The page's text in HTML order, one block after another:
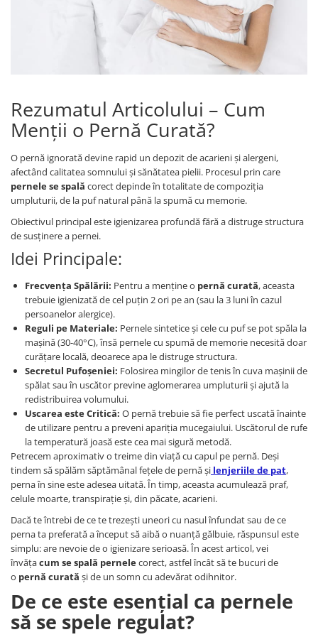
Cearceaf cu elastic
Lenjerii De Pat Creponate
Lenjerii De Pat Bumbac Poplin 2
Lenjerii De Pat Bumbac Poplin,
Matlasate, 2 Persoane
Lenjerii De Pat Bumbac Satinat 2
Persoane
Lenjerii De Pat Volanase
Lenjerii De Pat, Finet Premium 3D,
Lenjerii De Pat Jacquard
Lenjerii De Pat Catifea
Set Lenjerie De Pat Blana
Artificiala De Iepure, 6 Piese, 2
Persoane
Set Lenjerie Pat Blanita Iepure, 6
Piese, Cu Pilota Inclusa
Lenjerii De Pat Premium Collection
Set Lenjerie De Pat, 7 Piese, Cu
Pilota / Cuvertura Inclusa
Set Lenjerie De Pat Jacquard Regal,
11 Piese, Cuvertura Inclusa
Lenjerii Damasc Egiptean King Size
Lenjerii De Pat, Finet Premium, 1
Persoana
Lenjerii De Pat Damasc 1 Persoana
Lenjerii De Pat, Imprimeu 3D, 1
Persoana
Rezumatul Articolului – Cum
Menții o Pernă Curată?
O pernă ignorată devine rapid un depozit de acarieni și alergeni,
afectând calitatea somnului și sănătatea pielii. Procesul prin care
pernele se spală corect depinde în totalitate de compoziția
umpluturii, de la puf natural până la spumă cu memorie.
Obiectivul principal este igienizarea profundă fără a distruge structura
de susținere a pernei.
Idei Principale:
Frecvența Spălării: Pentru a menține o pernă curată, aceasta
trebuie igienizată de cel puțin 2 ori pe an (sau la 3 luni în cazul
persoanelor alergice).
Reguli pe Materiale: Pernele sintetice și cele cu puf se pot spăla la
mașină (30-40°C), însă pernele cu spumă de memorie necesită doar
curățare locală, deoarece apa le distruge structura.
Secretul Pufoșeniei: Folosirea mingilor de tenis în cuva mașinii de
spălat sau în uscător previne aglomerarea umpluturii și ajută la
redistribuirea volumului.
Uscarea este Critică: O pernă trebuie să fie perfect uscată înainte
de utilizare pentru a preveni apariția mucegaiului. Uscătorul de rufe
la temperatură joasă este cea mai sigură metodă.
Petrecem aproximativ o treime din viață cu capul pe pernă. Deși
tindem să spălăm săptămânal fețele de pernă și lenjeriile de pat,
perna în sine este adesea uitată. În timp, aceasta acumulează praf,
celule moarte, transpirație și, din păcate, acarieni.
Dacă te întrebi de ce te trezești uneori cu nasul înfundat sau de ce
perna ta preferată a început să aibă o nuanță gălbuie, răspunsul este
simplu: are nevoie de o igienizare serioasă. În acest articol, vei
învățacum se spală pernelecorect, astfel încât să te bucuri de
o pernă curată și de un somn cu adevărat odihnitor.
De ce este esențial ca pernele
să se spele regulat?